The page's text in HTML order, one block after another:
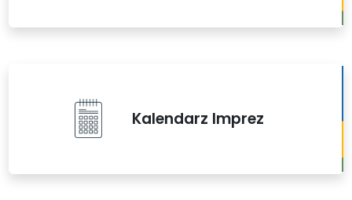
Kalendarz Imprez